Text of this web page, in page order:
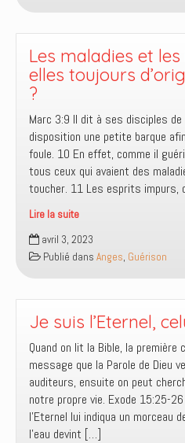
sauvée.
Pars
dans
la
paix
et
sois
guérie
de
ton
mal
Les maladies et
elles toujours
?
Marc 3:9 Il dit à ses disciples
disposition une petite barque
foule. 10 En effet, comme il
tous ceux qui avaient des
toucher. 11 Les esprits impurs,
Lire la suite
Les
maladies
et
infirmités
sont-
toujours
d’origine
démoniaque
?
avril 3, 2023
Publié dans Anges, Guérison
Je suis l’Eternel,
Quand on lit la Bible, la première
message que la Parole de Dieu
auditeurs, ensuite on peut
notre propre vie. Exode 15:25-
l’Eternel lui indiqua un morceau
l’eau devint […]